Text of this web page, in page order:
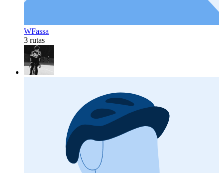
WFassa
3 rutas